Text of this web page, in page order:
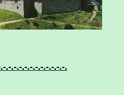
.-.-.-.-.-.-.-.-.-.-.-.